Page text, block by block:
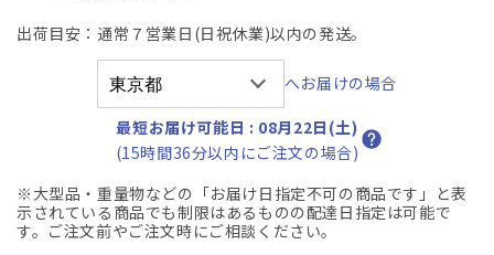
ス
2026042503【中
古
オ
ス
カ
ッ
ト
幅
500
2026042503【中
古
オ
出荷目安：通常７営業日(日祝休業)以内の発送。
へお届けの場合
最短お届け可能日 : 08月22日(土)
(15時間36分以内にご注文の場合)
※大型品・重量物などの「お届け日指定不可の商品です」と表
示されている商品でも制限はあるものの配達日指定は可能で
す。ご注文前やご注文時にご相談ください。